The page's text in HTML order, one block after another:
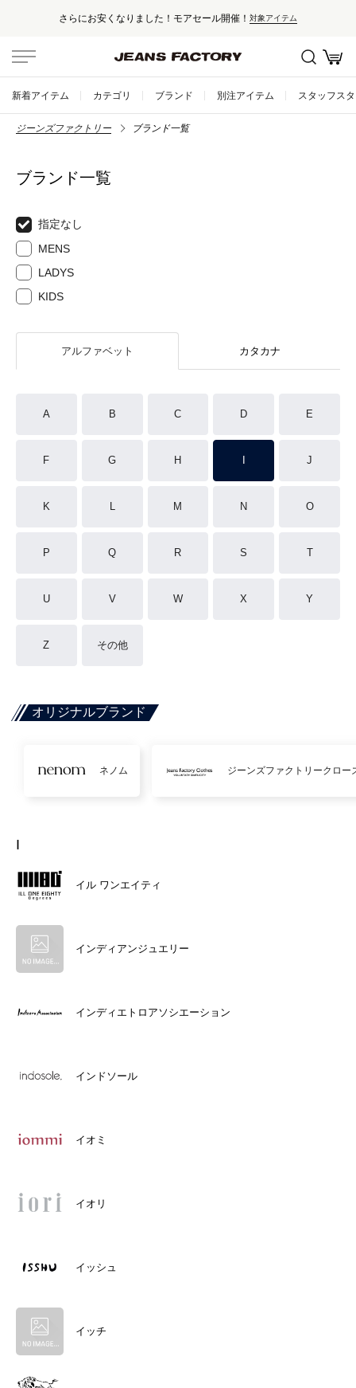
さらにお安くなりました！モアセール開催！ 対象アイテム
新着アイテム カテゴリ ブランド 別注アイテム スタッフス
ジーンズファクトリー ブランド一覧
ブランド一覧
指定なし
MENS
LADYS
KIDS
アルファベット カタカナ
A B C D E
F G H J
K L M N O
P Q R S T
U V W X Y
Z その他
オリジナルブランド
ネノム ジーンズファクトリークロー
I
イル ワンエイティ
インディアンジュエリー
インディエトロアソシエーション
インドソール
イオミ
イオリ
イッシュ
イッチ